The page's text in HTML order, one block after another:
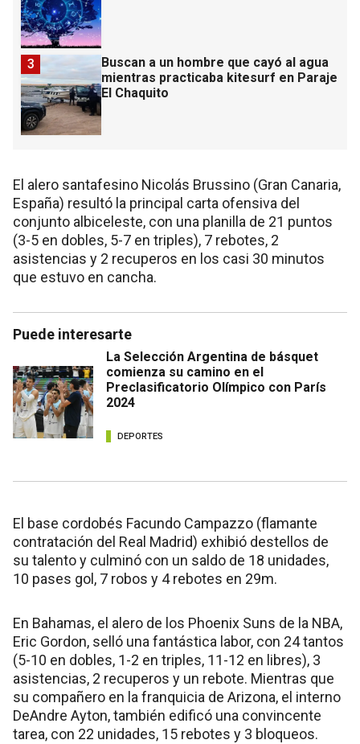
Buscan a un hombre que cayó al agua
mientras practicaba kitesurf en Paraje
El Chaquito
3
El alero santafesino Nicolás Brussino (Gran Canaria,
España) resultó la principal carta ofensiva del
conjunto albiceleste, con una planilla de 21 puntos
(3-5 en dobles, 5-7 en triples), 7 rebotes, 2
asistencias y 2 recuperos en los casi 30 minutos
que estuvo en cancha.
Puede interesarte
La Selección Argentina de básquet
comienza su camino en el
Preclasificatorio Olímpico con París
2024
DEPORTES
El base cordobés Facundo Campazzo (flamante
contratación del Real Madrid) exhibió destellos de
su talento y culminó con un saldo de 18 unidades,
10 pases gol, 7 robos y 4 rebotes en 29m.
En Bahamas, el alero de los Phoenix Suns de la NBA,
Eric Gordon, selló una fantástica labor, con 24 tantos
(5-10 en dobles, 1-2 en triples, 11-12 en libres), 3
asistencias, 2 recuperos y un rebote. Mientras que
su compañero en la franquicia de Arizona, el interno
DeAndre Ayton, también edificó una convincente
tarea, con 22 unidades, 15 rebotes y 3 bloqueos.